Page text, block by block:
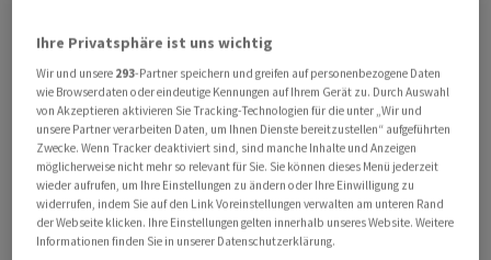
erlitten habe.
Starmer wollte Brexit funktionsfähig machen
Streeting fügte hinzu: «Wir brauchen eine neue
besondere Beziehung mit der EU, weil Grossbritanniens
Zukunft in Europa liegt und eines Tages wieder in der
Europäischen Union.»
Ihre Privatsphäre ist uns wichtig
Wir und unsere 293-Partner speichern und greifen auf personenbezogene Daten
wie Browserdaten oder eindeutige Kennungen auf Ihrem Gerät zu. Durch Auswahl
von Akzeptieren aktivieren Sie Tracking-Technologien für die unter „Wir und
unsere Partner verarbeiten Daten, um Ihnen Dienste bereitzustellen“ aufgeführten
Zwecke. Wenn Tracker deaktiviert sind, sind manche Inhalte und Anzeigen
möglicherweise nicht mehr so relevant für Sie. Sie können dieses Menü jederzeit
wieder aufrufen, um Ihre Einstellungen zu ändern oder Ihre Einwilligung zu
widerrufen, indem Sie auf den Link Voreinstellungen verwalten am unteren Rand
der Webseite klicken. Ihre Einstellungen gelten innerhalb unseres Website. Weitere
Informationen finden Sie in unserer Datenschutzerklärung.